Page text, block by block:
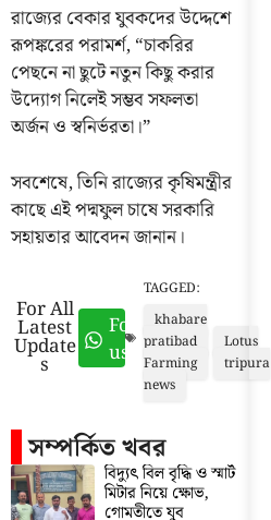
রাজ্যের বেকার যুবকদের উদ্দেশে
রূপঙ্করের পরামর্শ, “চাকরির
পেছনে না ছুটে নতুন কিছু করার
উদ্যোগ নিলেই সম্ভব সফলতা
অর্জন ও স্বনির্ভরতা।”
সবশেষে, তিনি রাজ্যের কৃষিমন্ত্রীর
কাছে এই পদ্মফুল চাষে সরকারি
সহায়তার আবেদন জানান।
For All
Latest
Update
s
Follow
us
TAGGED:
khabare
pratibad
Lotus
Farming
tripura
news
সম্পর্কিত খবর
বিদ্যুৎ বিল বৃদ্ধি ও স্মার্ট
মিটার নিয়ে ক্ষোভ,
গোমতীতে যুব